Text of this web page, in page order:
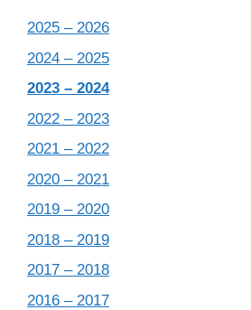
2025 – 2026
2024 – 2025
2023 – 2024
2022 – 2023
2021 – 2022
2020 – 2021
2019 – 2020
2018 – 2019
2017 – 2018
2016 – 2017